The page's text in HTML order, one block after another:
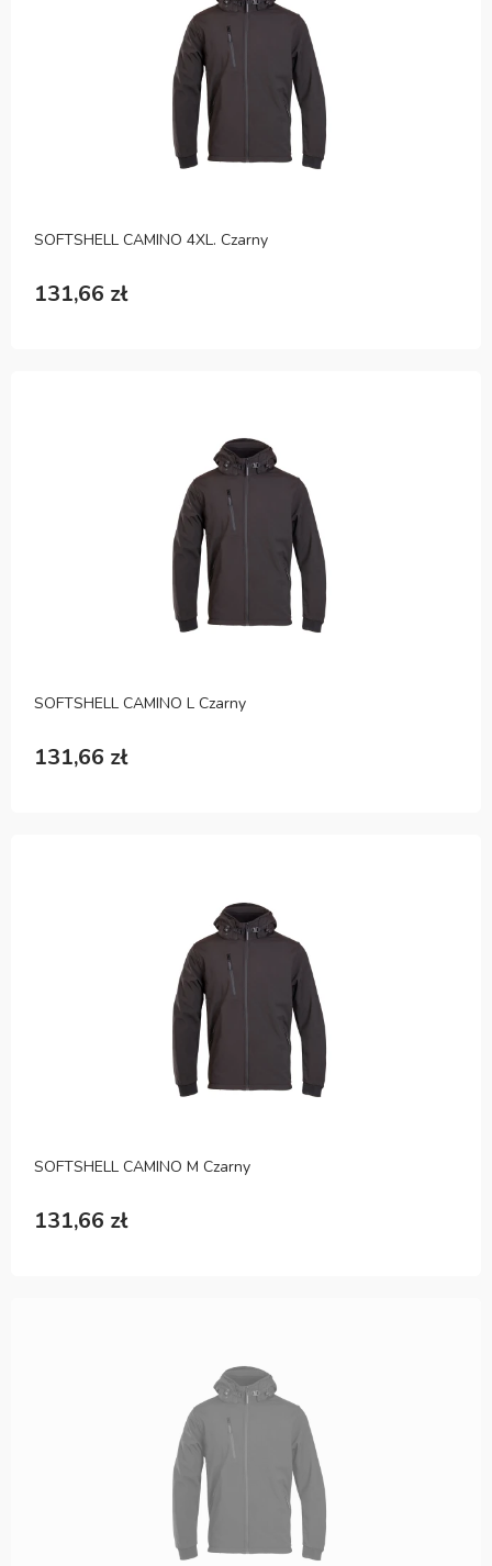
SOFTSHELL CAMINO 4XL. Czarny
131,66 zł
SOFTSHELL CAMINO L Czarny
131,66 zł
SOFTSHELL CAMINO M Czarny
131,66 zł